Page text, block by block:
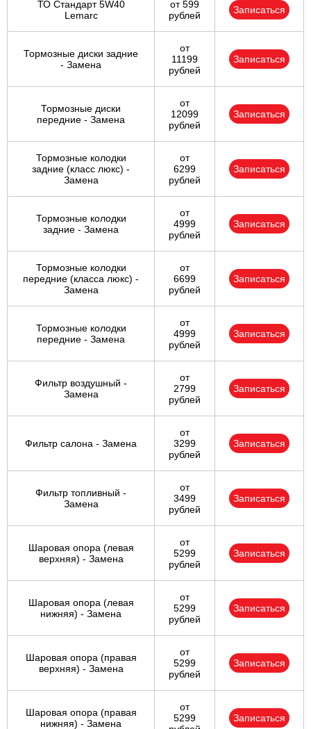
ТО Стандарт 5W40
Lemarc
от 599
рублей
Записаться
Тормозные диски задние
- Замена
от
11199
рублей
Записаться
Тормозные диски
передние - Замена
от
12099
рублей
Записаться
Тормозные колодки
задние (класс люкс) -
Замена
от
6299
рублей
Записаться
Тормозные колодки
задние - Замена
от
4999
рублей
Записаться
Тормозные колодки
передние (класса люкс) -
Замена
от
6699
рублей
Записаться
Тормозные колодки
передние - Замена
от
4999
рублей
Записаться
Фильтр воздушный -
Замена
от
2799
рублей
Записаться
Фильтр салона - Замена
от
3299
рублей
Записаться
Фильтр топливный -
Замена
от
3499
рублей
Записаться
Шаровая опора (левая
верхняя) - Замена
от
5299
рублей
Записаться
Шаровая опора (левая
нижняя) - Замена
от
5299
рублей
Записаться
Шаровая опора (правая
верхняя) - Замена
от
5299
рублей
Записаться
Шаровая опора (правая
нижняя) - Замена
от
5299
Записаться